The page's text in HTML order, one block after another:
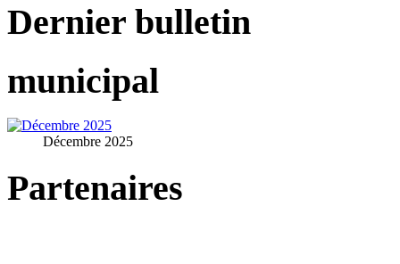
Dernier bulletin
municipal
Décembre 2025
Partenaires